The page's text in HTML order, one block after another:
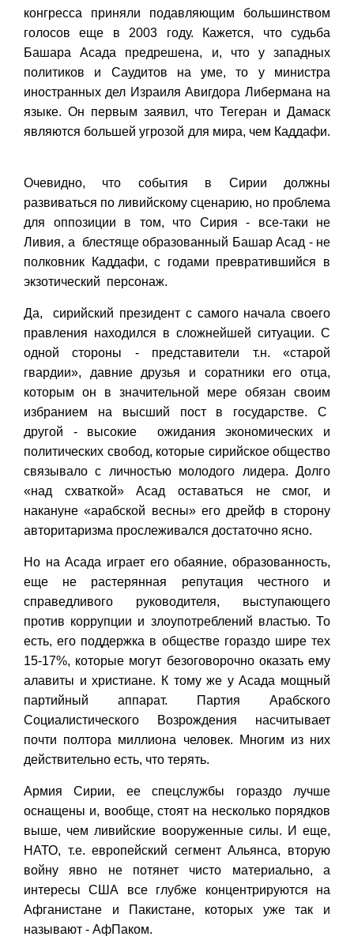
конгресса приняли подавляющим большинством
голосов еще в 2003 году. Кажется, что судьба
Башара Асада предрешена, и, что у западных
политиков и Саудитов на уме, то у министра
иностранных дел Израиля Авигдора Либермана на
языке. Он первым заявил, что Тегеран и Дамаск
являются большей угрозой для мира, чем Каддафи.
Очевидно, что события в Сирии должны
развиваться по ливийскому сценарию, но проблема
для оппозиции в том, что Сирия - все-таки не
Ливия, а блестяще образованный Башар Асад - не
полковник Каддафи, с годами превратившийся в
экзотический персонаж.
Да, сирийский президент с самого начала своего
правления находился в сложнейшей ситуации. С
одной стороны - представители т.н. «старой
гвардии», давние друзья и соратники его отца,
которым он в значительной мере обязан своим
избранием на высший пост в государстве. С
другой - высокие ожидания экономических и
политических свобод, которые сирийское общество
связывало с личностью молодого лидера. Долго
«над схваткой» Асад оставаться не смог, и
накануне «арабской весны» его дрейф в сторону
авторитаризма прослеживался достаточно ясно.
Но на Асада играет его обаяние, образованность,
еще не растерянная репутация честного и
справедливого руководителя, выступающего
против коррупции и злоупотреблений властью. То
есть, его поддержка в обществе гораздо шире тех
15-17%, которые могут безоговорочно оказать ему
алавиты и христиане. К тому же у Асада мощный
партийный аппарат. Партия Арабского
Социалистического Возрождения насчитывает
почти полтора миллиона человек. Многим из них
действительно есть, что терять.
Армия Сирии, ее спецслужбы гораздо лучше
оснащены и, вообще, стоят на несколько порядков
выше, чем ливийские вооруженные силы. И еще,
НАТО, т.е. европейский сегмент Альянса, вторую
войну явно не потянет чисто материально, а
интересы США все глубже концентрируются на
Афганистане и Пакистане, которых уже так и
называют - АфПаком.